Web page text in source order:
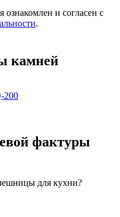
и согласен с
.
камней
200
фактуры
для кухни?